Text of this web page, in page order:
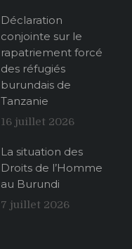
Déclaration
conjointe sur le
rapatriement forcé
des réfugiés
burundais de
Tanzanie
16 juillet 2026
La situation des
Droits de l’Homme
au Burundi
7 juillet 2026